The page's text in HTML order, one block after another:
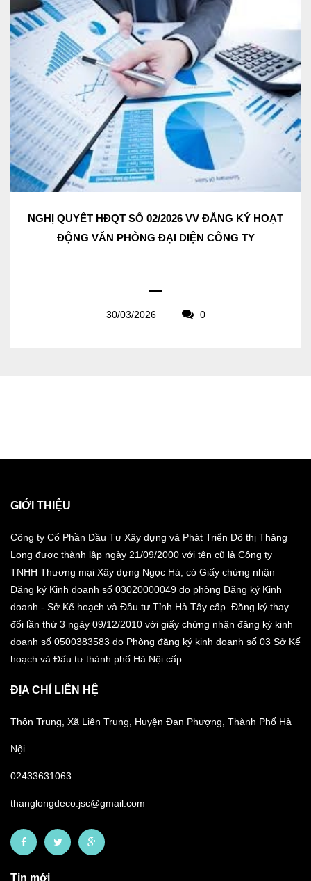
NGHỊ QUYẾT HĐQT SỐ 02/2026 VV ĐĂNG KÝ HOẠT
ĐỘNG VĂN PHÒNG ĐẠI DIỆN CÔNG TY
30/03/2026 0
GIỚI THIỆU
Công ty Cổ Phần Đầu Tư Xây dựng và Phát Triển Đô thị Thăng
Long được thành lập ngày 21/09/2000 với tên cũ là Công ty
TNHH Thương mại Xây dựng Ngọc Hà, có Giấy chứng nhận
Đăng ký Kinh doanh số 03020000049 do phòng Đăng ký Kinh
doanh - Sở Kế hoạch và Đầu tư Tỉnh Hà Tây cấp. Đăng ký thay
đổi lần thứ 3 ngày 09/12/2010 với giấy chứng nhận đăng ký kinh
doanh số 0500383583 do Phòng đăng ký kinh doanh số 03 Sở Kế
hoạch và Đấu tư thành phố Hà Nội cấp.
ĐỊA CHỈ LIÊN HỆ
Thôn Trung, Xã Liên Trung, Huyện Đan Phượng, Thành Phố Hà
Nội
02433631063
thanglongdeco.jsc@gmail.com
Tin mới